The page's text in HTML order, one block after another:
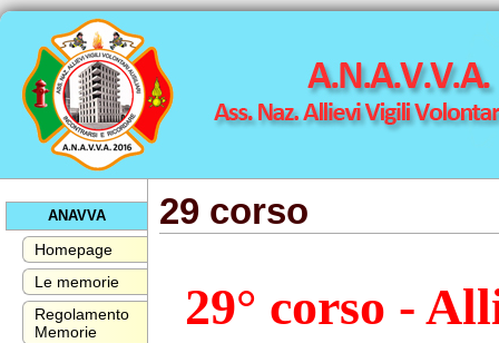
ANAVVA
Homepage
Le memorie
Regolamento
Memorie
29 corso
29° corso -